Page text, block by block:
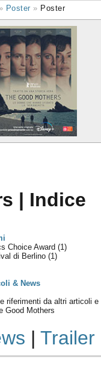
» Poster » Poster
| Indice
Choice Award (1)
di Berlino (1)
& News
riferimenti da altri articoli e
Good Mothers
| Trailer